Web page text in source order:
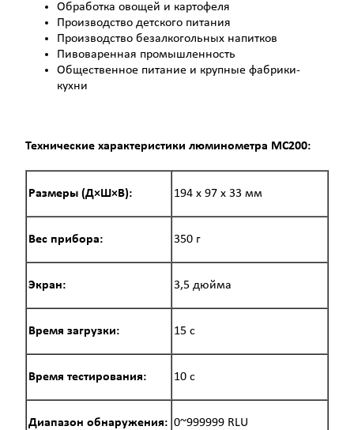
Обработка овощей и картофеля
Производство детского питания
Производство безалкогольных напитков
Пивоваренная промышленность
Общественное питание и крупные фабрики-
кухни
Технические характеристики люминометра MC200:
Размеры (Д×Ш×В): 194 x 97 x 33 мм
Вес прибора: 350 г
Экран: 3,5 дюйма
Время загрузки: 15 с
Время тестирования: 10 с
Диапазон обнаружения: 0~999999 RLU